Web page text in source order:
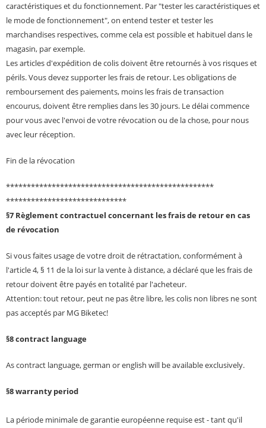
caractéristiques et du fonctionnement. Par "tester les caractéristiques et
le mode de fonctionnement", on entend tester et tester les
marchandises respectives, comme cela est possible et habituel dans le
magasin, par exemple.
Les articles d'expédition de colis doivent être retournés à vos risques et
périls. Vous devez supporter les frais de retour. Les obligations de
remboursement des paiements, moins les frais de transaction
encourus, doivent être remplies dans les 30 jours. Le délai commence
pour vous avec l'envoi de votre révocation ou de la chose, pour nous
avec leur réception.
Fin de la révocation
**************************************************
*****************************
§7 Règlement contractuel concernant les frais de retour en cas
de révocation
Si vous faites usage de votre droit de rétractation, conformément à
l'article 4, § 11 de la loi sur la vente à distance, a déclaré que les frais de
retour doivent être payés en totalité par l'acheteur.
Attention: tout retour, peut ne pas être libre, les colis non libres ne sont
pas acceptés par MG Biketec!
§8 contract language
As contract language, german or english will be available exclusively.
§8 warranty period
La période minimale de garantie européenne requise est - tant qu'il